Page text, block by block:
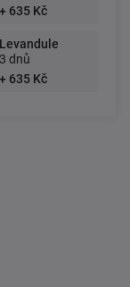
+ 635 Kč
Levandule
3 dnů
+ 635 Kč